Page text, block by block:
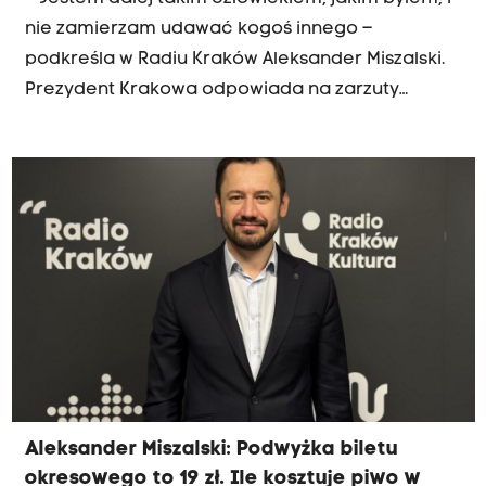
nie zamierzam udawać kogoś innego –
podkreśla w Radiu Kraków Aleksander Miszalski.
Prezydent Krakowa odpowiada na zarzuty
mieście i odnosi się do politycznego tła
referendum.
Aleksander Miszalski: Podwyżka biletu
okresowego to 19 zł. Ile kosztuje piwo w